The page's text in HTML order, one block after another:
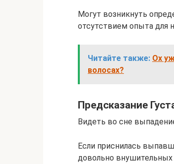
Могут возникнуть
отсутствием опыта для
Читайте также: Ох
волосах?
Предсказание
Видеть во сне
Если приснилась
довольно